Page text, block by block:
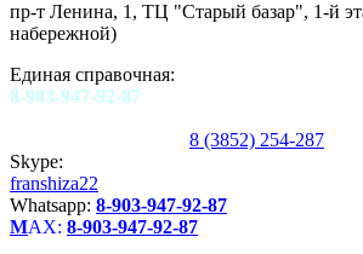
пр-т Ленина, 1, ТЦ "Старый базар", 1-й
набережной)
Единая справочная:
8-903-947-92-87
8 (3852) 254-287
Skype:
franshiza22
Whatsapp: 8-903-947-92-87
MAX: 8-903-947-92-87